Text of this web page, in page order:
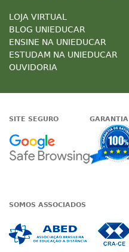
LOJA VIRTUAL
BLOG UNIEDUCAR
ENSINE NA UNIEDUCAR
ESTUDAM NA UNIEDUCAR
OUVIDORIA
SITE SEGURO GARANTIA
SOMOS ASSOCIADOS